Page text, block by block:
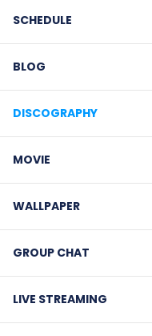
SCHEDULE
BLOG
DISCOGRAPHY
MOVIE
WALLPAPER
GROUP CHAT
LIVE STREAMING